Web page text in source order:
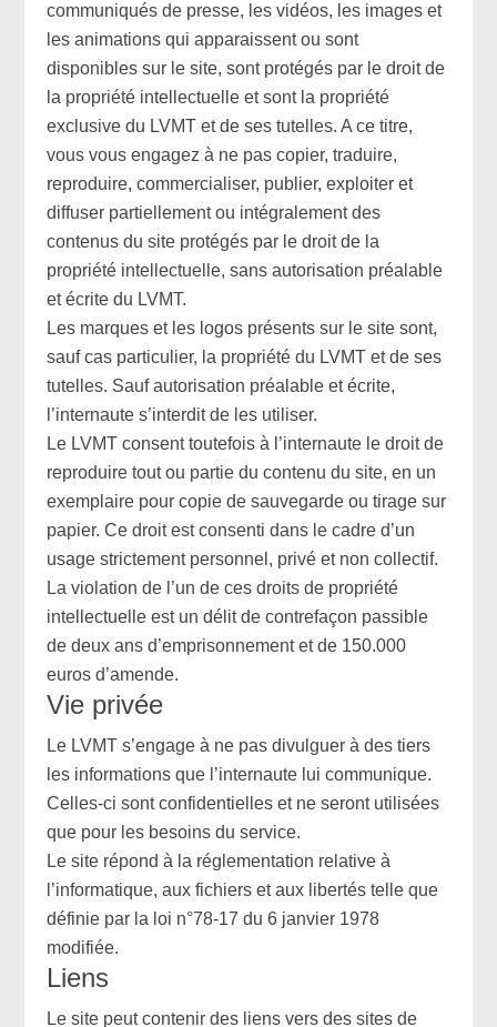
communiqués de presse, les vidéos, les images et
les animations qui apparaissent ou sont
disponibles sur le site, sont protégés par le droit de
la propriété intellectuelle et sont la propriété
exclusive du LVMT et de ses tutelles. A ce titre,
vous vous engagez à ne pas copier, traduire,
reproduire, commercialiser, publier, exploiter et
diffuser partiellement ou intégralement des
contenus du site protégés par le droit de la
propriété intellectuelle, sans autorisation préalable
et écrite du LVMT.
Les marques et les logos présents sur le site sont,
sauf cas particulier, la propriété du LVMT et de ses
tutelles. Sauf autorisation préalable et écrite,
l’internaute s’interdit de les utiliser.
Le LVMT consent toutefois à l’internaute le droit de
reproduire tout ou partie du contenu du site, en un
exemplaire pour copie de sauvegarde ou tirage sur
papier. Ce droit est consenti dans le cadre d’un
usage strictement personnel, privé et non collectif.
La violation de l’un de ces droits de propriété
intellectuelle est un délit de contrefaçon passible
de deux ans d’emprisonnement et de 150.000
euros d’amende.
Vie privée
Le LVMT s’engage à ne pas divulguer à des tiers
les informations que l’internaute lui communique.
Celles-ci sont confidentielles et ne seront utilisées
que pour les besoins du service.
Le site répond à la réglementation relative à
l’informatique, aux fichiers et aux libertés telle que
définie par la loi n°78-17 du 6 janvier 1978
modifiée.
Liens
Le site peut contenir des liens vers des sites de